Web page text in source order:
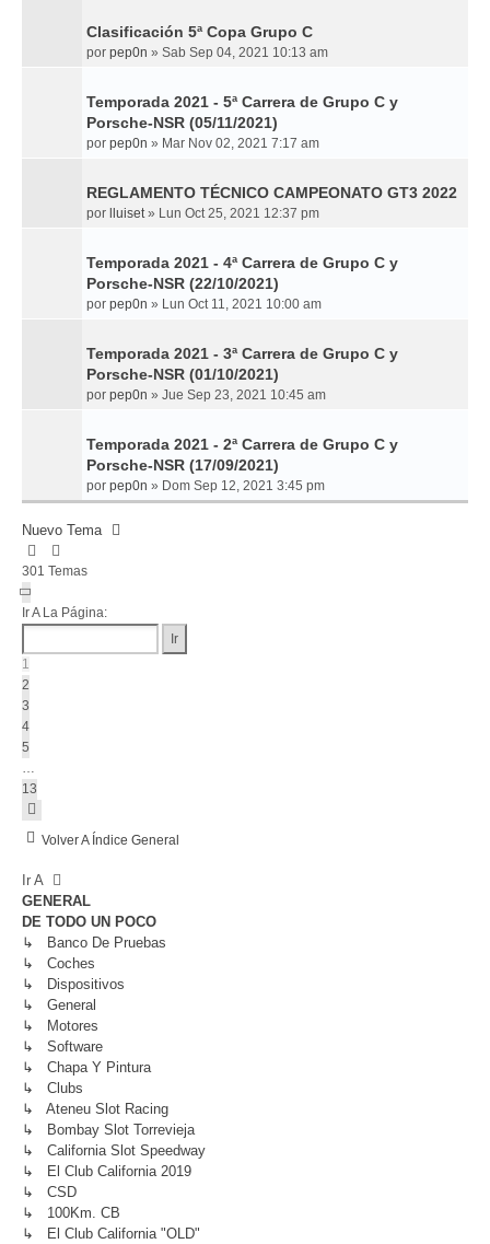
Clasificación 5ª Copa Grupo C
por pep0n » Sab Sep 04, 2021 10:13 am
Temporada 2021 - 5ª Carrera de Grupo C y
Porsche-NSR (05/11/2021)
por pep0n » Mar Nov 02, 2021 7:17 am
REGLAMENTO TÉCNICO CAMPEONATO GT3 2022
por lluiset» Lun Oct 25, 2021 12:37 pm
Temporada 2021 - 4ª Carrera de Grupo C y
Porsche-NSR (22/10/2021)
por pep0n » Lun Oct 11, 2021 10:00 am
Temporada 2021 - 3ª Carrera de Grupo C y
Porsche-NSR (01/10/2021)
por pep0n » Jue Sep 23, 2021 10:45 am
Temporada 2021 - 2ª Carrera de Grupo C y
Porsche-NSR (17/09/2021)
por pep0n » Dom Sep 12, 2021 3:45 pm
Nuevo Tema
301 Temas
Página
1
13
Ir A La Página:
1
2
3
4
5
…
13
Volver A Índice General
Ir A
GENERAL
DE TODO UN POCO
↳ Banco De Pruebas
↳ Coches
↳ Dispositivos
↳ General
↳ Motores
↳ Software
↳ Chapa Y Pintura
↳ Clubs
↳ Ateneu Slot Racing
↳ Bombay Slot Torrevieja
↳ California Slot Speedway
↳ El Club California 2019
↳ CSD
↳ 100Km. CB
↳ El Club California "OLD"